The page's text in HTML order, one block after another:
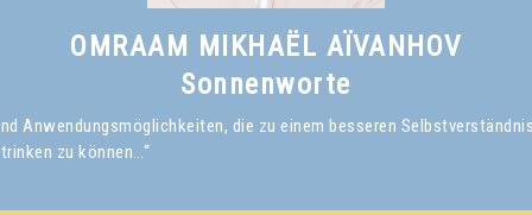
OMRAAM MIKHAËL AÏVANHOV
Sonnenworte
Anwendungsmöglichkeiten, die zu einem besseren
zu können…“